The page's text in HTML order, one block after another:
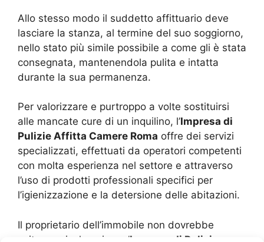
Allo stesso modo il suddetto affittuario deve
lasciare la stanza, al termine del suo soggiorno,
nello stato più simile possibile a come gli è stata
consegnata, mantenendola pulita e intatta
durante la sua permanenza.
Per valorizzare e purtroppo a volte sostituirsi
alle mancate cure di un inquilino, l’Impresa di
Pulizie Affitta Camere Roma offre dei servizi
specializzati, effettuati da operatori competenti
con molta esperienza nel settore e attraverso
l’uso di prodotti professionali specifici per
l’igienizzazione e la detersione delle abitazioni.
Il proprietario dell’immobile non dovrebbe
esitare a rivolgersi a un’Impresa di Pulizie